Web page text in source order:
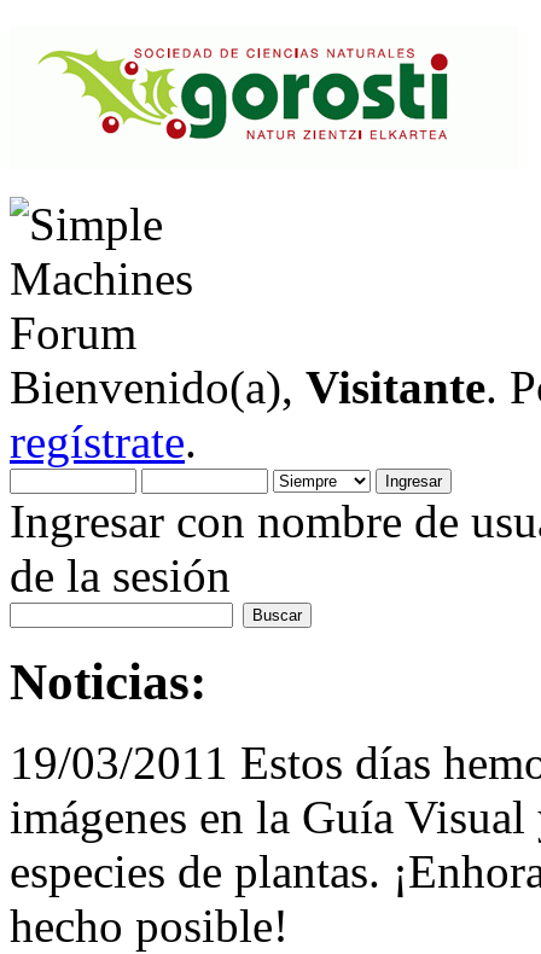
Bienvenido(a), Visitante.
regístrate.
Ingresar con nombre de
de la sesión
Noticias:
19/03/2011 Estos días
imágenes en la Guía
especies de plantas.
hecho posible!